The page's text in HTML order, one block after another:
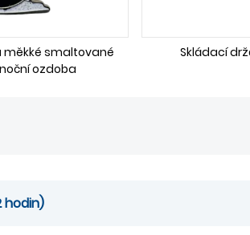
měkké smaltované
ozdoba
Skládací
hodin)